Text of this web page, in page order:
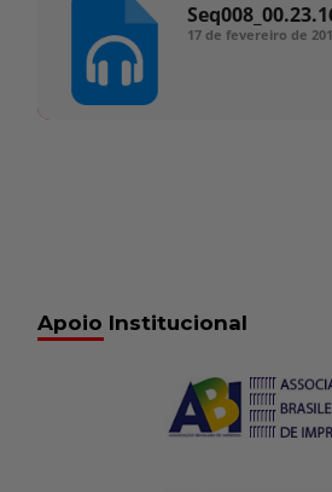
17 de fevereiro de
Apoio Institucional